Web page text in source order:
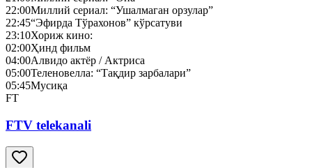
22:00Миллий сериал: “Ушалмаган орзулар”
22:45“Эфирда Тўрахонов” кўрсатуви
23:10Хориж кино:
02:00Ҳинд фильм
04:00Алвидо актёр / Актриса
05:00Теленовелла: “Тақдир зарбалари”
05:45Мусиқа
FT
FTV telekanali